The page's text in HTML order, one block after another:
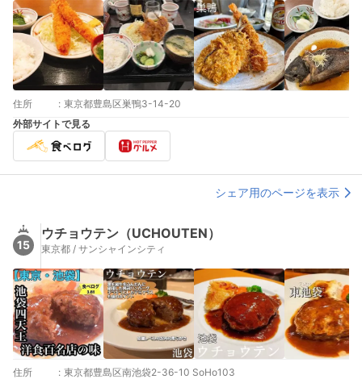
住所 : 東京都豊島区巣鴨3-14-20
外部サイトで見る
シェア用のページを表示
15
ウチョウテン（UCHOUTEN）
東京都 / サンシャインシティ
住所 : 東京都豊島区南池袋2-36-10 SoHo103